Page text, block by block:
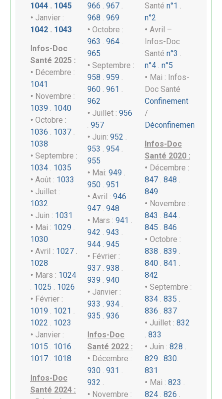
1044 . 1045
• Janvier :
1042 . 1043
Infos-Doc
Santé 2025 :
• Décembre :
1041
• Novembre :
1039 . 1040
• Octobre :
1036 . 1037 .
1038
• Septembre :
1034 . 1035
• Août : 1033
• Juillet :
1032
• Juin : 1031
• Mai : 1029 .
1030
• Avril : 1027 .
1028
• Mars : 1024
. 1025 . 1026
• Février :
1019 . 1021 .
1022 . 1023
• Janvier :
1015 . 1016 .
1017 . 1018
Infos-Doc
Santé 2024 :
966 .967
968 .969
•Octobre :
963
.964
965
•Septembre :
958 .959
960 .961
962
• Juillet :956
.957
• Juin:952
953
.954
955
• Mai:949
950 .951
•Avril :946
947 .948
• Mars :941
942 .943
944 .945
• Février :
937 .938
939 .940
• Janvier :
933
.934
935 .936
Infos-Doc
Santé 2022 :
• Décembre :
930 .931 .
932 .
• Novembre :
Santé n°1
n°2
• Avril –
Infos-Doc
Santé n°3
n°4. n°5
• Mai : Infos-
Doc Santé
Confinement
/
Déconfinemen
Infos-Doc
Santé 2020 :
• Décembre :
847. 848 .
849
• Novembre :
843 . 844.
845 . 846
• Octobre :
838 . 839 .
840. 841 .
842
• Septembre :
834. 835 .
836 . 837
• Juillet : 832
. 833
• Juin : 828 .
829 . 830.
831
• Mai : 823 .
824. 826 .